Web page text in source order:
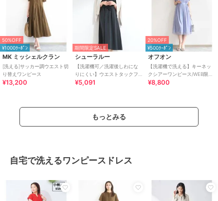
50%OFF
¥1000ｸｰﾎﾟﾝ
MK ミッシェルクラン
[洗える]サッカー調ウエスト切
り替えワンピース
¥13,200
期間限定SALE
シューラルー
【洗濯機可／洗濯後しわにな
りにくい】ウエストタックフ
レンチワンピース
¥5,091
20%OFF
¥500ｸｰﾎﾟﾝ
オフオン
【洗濯機で洗える】キーネッ
クシアーワンピース/WEB限定
サイズあり
¥8,800
もっとみる
自宅で洗えるワンピースドレス